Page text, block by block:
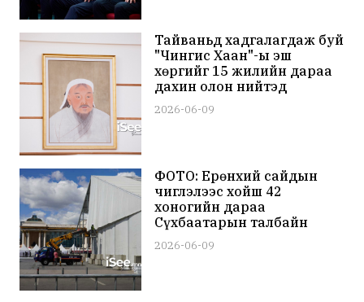
Тайваньд хадгалагдаж буй
"Чингис Хаан"-ы эш
хөргийг 15 жилийн дараа
дахин олон нийтэд
дэлгэнэ
2026-06-09
ФОТО: Ерөнхий сайдын
чиглэлээс хойш 42
хоногийн дараа
Сүхбаатарын талбайн
асрыг буулгаж эхэллээ
2026-06-09